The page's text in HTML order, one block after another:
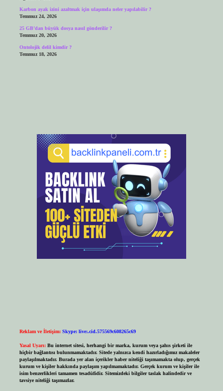
Karbon ayak izini azaltmak için ulaşımda neler yapılabilir ?
Temmuz 24, 2026
25 GB’dan büyük dosya nasıl gönderilir ?
Temmuz 20, 2026
Ontolojik delil kimdir ?
Temmuz 18, 2026
Reklam ve İletişim: Skype: live:.cid.575569c608265c69
Yasal Uyarı: Bu internet sitesi, herhangi bir marka, kurum veya şahıs şirketi ile
hiçbir bağlantısı bulunmamaktadır. Sitede yalnızca kendi hazırladığımız makaleler
paylaşılmaktadır. Burada yer alan içerikler haber niteliği taşımamakta olup, gerçek
kurum ve kişiler hakkında paylaşım yapılmamaktadır. Gerçek kurum ve kişiler ile
isim benzerlikleri tamamen tesadüfidir. Sitemizdeki bilgiler taslak halindedir ve
tavsiye niteliği taşımazlar.